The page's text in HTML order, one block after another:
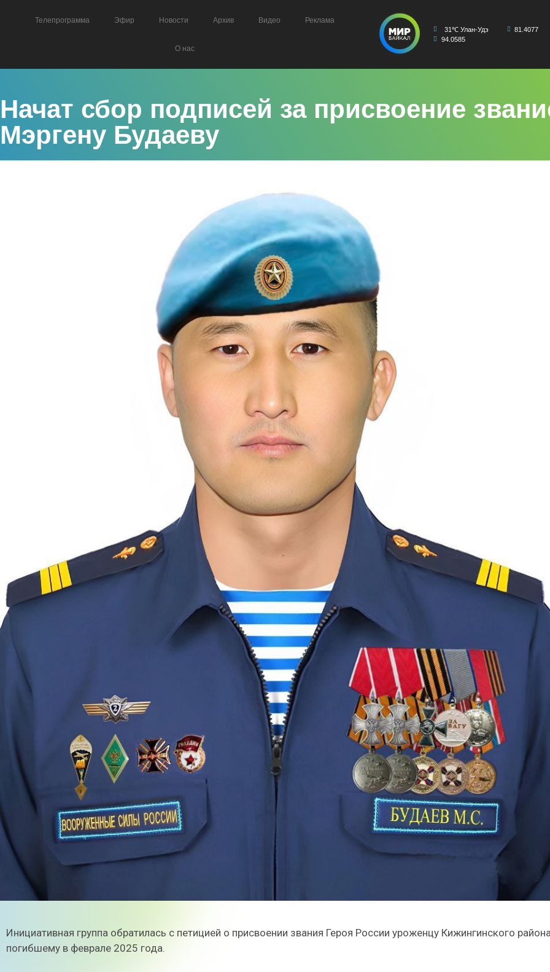
Телепрограмма Эфир Новости Архив Видео Реклама
О нас
31℃ Улан-Удэ
81.4077
94.0585
Начат сбор подписей за присвоение
Мэргену Будаеву
Инициативная группа обратилась с петицией о присвоении звания Героя России уроженцу Кижингинского
погибшему в феврале 2025 года.